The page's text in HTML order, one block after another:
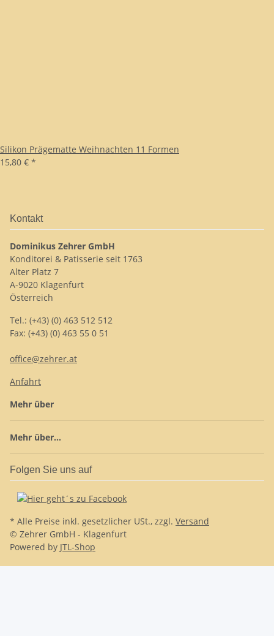
Silikon Prägematte Weihnachten 11 Formen
15,80 € *
Kontakt
Dominikus Zehrer GmbH
Konditorei & Patisserie seit 1763
Alter Platz 7
A-9020 Klagenfurt
Österreich
Tel.: (+43) (0) 463 512 512
Fax: (+43) (0) 463 55 0 51
office@zehrer.at
Anfahrt
Mehr über
Mehr über...
Folgen Sie uns auf
* Alle Preise inkl. gesetzlicher USt., zzgl. Versand
© Zehrer GmbH - Klagenfurt
Powered by JTL-Shop